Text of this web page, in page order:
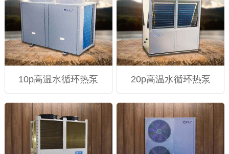
10p高温水循环热泵 20p高温水循环热泵